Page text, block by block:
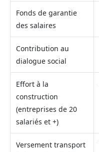
Fonds de garantie
des salaires
Contribution au
dialogue social
Effort à la
construction
(entreprises de 20
salariés et +)
Versement transport